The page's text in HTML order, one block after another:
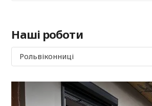
Наші роботи
Рольвіконниці